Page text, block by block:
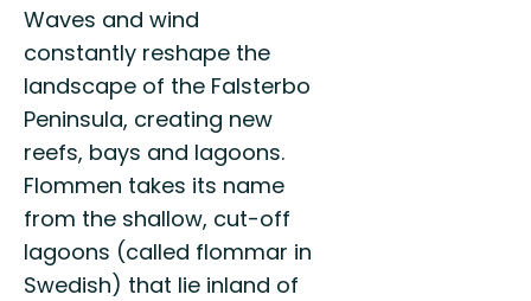
Waves and wind
constantly reshape the
landscape of the Falsterbo
Peninsula, creating new
reefs, bays and lagoons.
Flommen takes its name
from the shallow, cut-off
lagoons (called flommar in
Swedish) that lie inland of